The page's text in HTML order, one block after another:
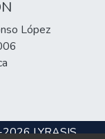
López
2026LYRASIS